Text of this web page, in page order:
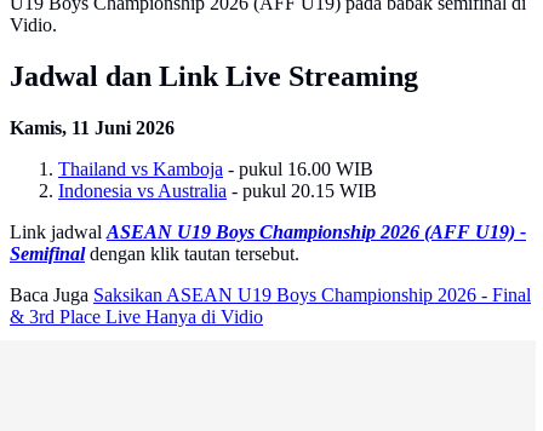
Vidio.
Jadwal dan Link Live Streaming
Kamis, 11 Juni 2026
Thailand vs Kamboja - pukul 16.00 WIB
Indonesia vs Australia - pukul 20.15 WIB
Link jadwal ASEAN U19 Boys Championship 2026 (AFF U19) -
Semifinaldengan klik tautan tersebut.
Baca Juga Saksikan ASEAN U19 Boys Championship 2026 - Final
& 3rd Place Live Hanya di Vidio